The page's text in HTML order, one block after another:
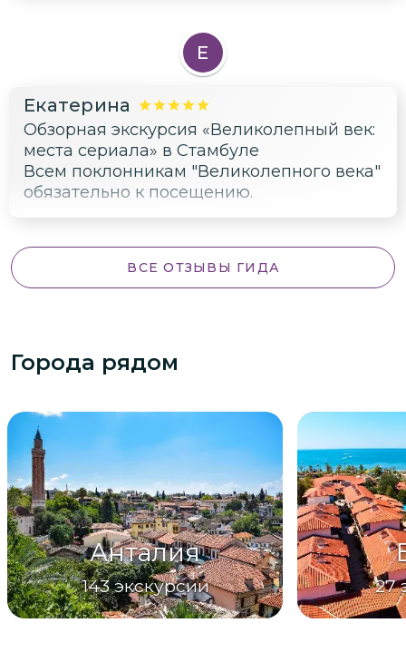
сериальной. Дворец Ибрагима-паши
красивый. Сулеймание —
величественная мечеть, а усыпальницы
но душевные. 89 землетрясений
пережила мечеть, представляете? В
общем, даже не фанатам будет
интересно.
Е
Екатерина
Обзорная экскурсия «Великолепный век:
места сериала» в Стамбуле
Всем поклонникам "Великолепного века"
обязательно к посещению.
ВСЕ ОТЗЫВЫ ГИДА
Города рядом
Анталия
143 экскурсии 27